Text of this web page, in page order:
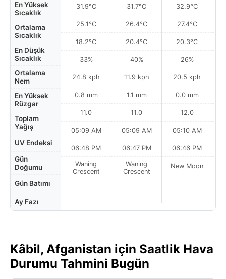
En Yüksek
Sıcaklık
Ortalama
Sıcaklık
En Düşük
Sıcaklık
Ortalama
Nem
En Yüksek
Rüzgar
Toplam
Yağış
UV Endeksi
Gün
Doğumu
Gün Batımı
Ay Fazı
31.9°C
25.1°C
18.2°C
33%
24.8 kph
0.8 mm
11.0
05:09 AM
06:48 PM
Waning
Crescent
31.7°C
26.4°C
20.4°C
40%
11.9 kph
1.1 mm
11.0
05:09 AM
06:47 PM
Waning
Crescent
32.9°C
27.4°C
20.3°C
26%
20.5 kph
0.0 mm
12.0
05:10 AM
06:46 PM
New Moon
Kâbil, Afganistan için Saatlik Hava
Durumu Tahmini Bugün